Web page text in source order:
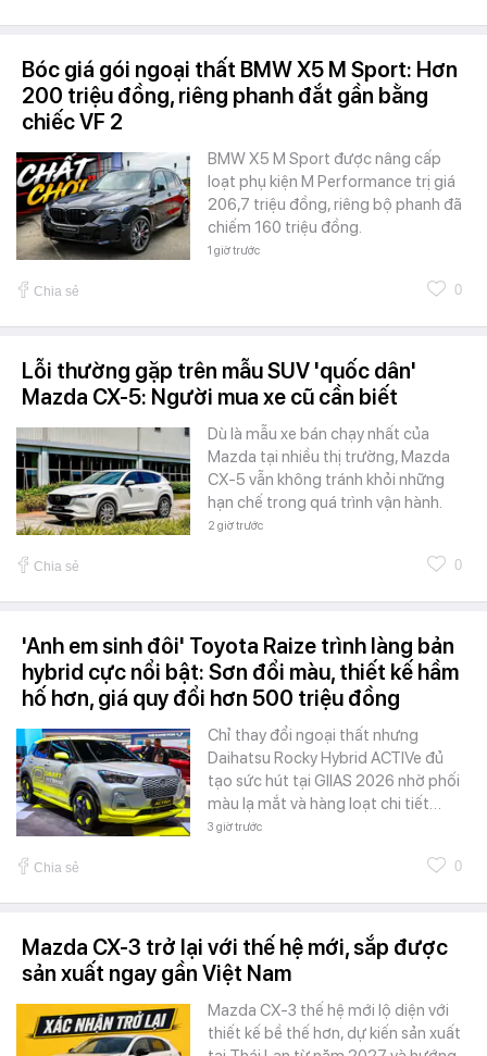
Bóc giá gói ngoại thất BMW X5 M Sport: Hơn
200 triệu đồng, riêng phanh đắt gần bằng
chiếc VF 2
BMW X5 M Sport được nâng cấp
loạt phụ kiện M Performance trị giá
206,7 triệu đồng, riêng bộ phanh đã
chiếm 160 triệu đồng.
1 giờ trước
Chia sẻ 0
Lỗi thường gặp trên mẫu SUV 'quốc dân'
Mazda CX-5: Người mua xe cũ cần biết
Dù là mẫu xe bán chạy nhất của
Mazda tại nhiều thị trường, Mazda
CX-5 vẫn không tránh khỏi những
hạn chế trong quá trình vận hành.
2 giờ trước
Chia sẻ 0
'Anh em sinh đôi' Toyota Raize trình làng bản
hybrid cực nổi bật: Sơn đổi màu, thiết kế hầm
hố hơn, giá quy đổi hơn 500 triệu đồng
Chỉ thay đổi ngoại thất nhưng
Daihatsu Rocky Hybrid ACTIVe đủ
tạo sức hút tại GIIAS 2026 nhờ phối
màu lạ mắt và hàng loạt chi tiết…
3 giờ trước
Chia sẻ 0
Mazda CX-3 trở lại với thế hệ mới, sắp được
sản xuất ngay gần Việt Nam
Mazda CX-3 thế hệ mới lộ diện với
thiết kế bề thế hơn, dự kiến sản xuất